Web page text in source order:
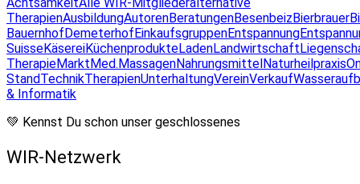
TherapienAusbildungAutorenBeratungenBesenbeizBierbrauer
BauernhofDemeterhofEinkaufsgruppenEntspannung
SuisseKäsereiKüchenprodukteLadenLandwirtschaft
TherapieMarktMed.MassagenNahrungsmittelNaturheilpraxis
StandTechnikTherapienUnterhaltungVereinVerkauf
& Informatik
💚 Kennst Du schon unser geschlossenes
WIR-Netzwerk